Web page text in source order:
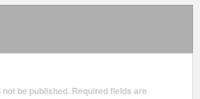
be published. Required fields are